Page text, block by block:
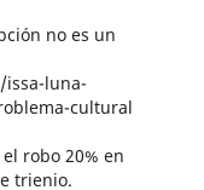
no es un
issa-luna-
cultural
robo 20% en
trienio.